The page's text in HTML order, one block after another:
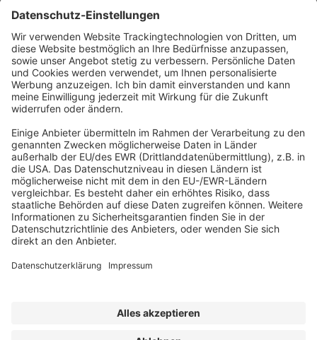
Abonnement anfordern|Abo kündigen
Werben bei uns
Bildrechte|Datenschutz